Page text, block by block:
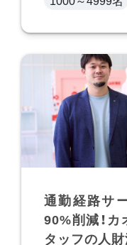
通勤経路サ
90%削減！
タッフの人